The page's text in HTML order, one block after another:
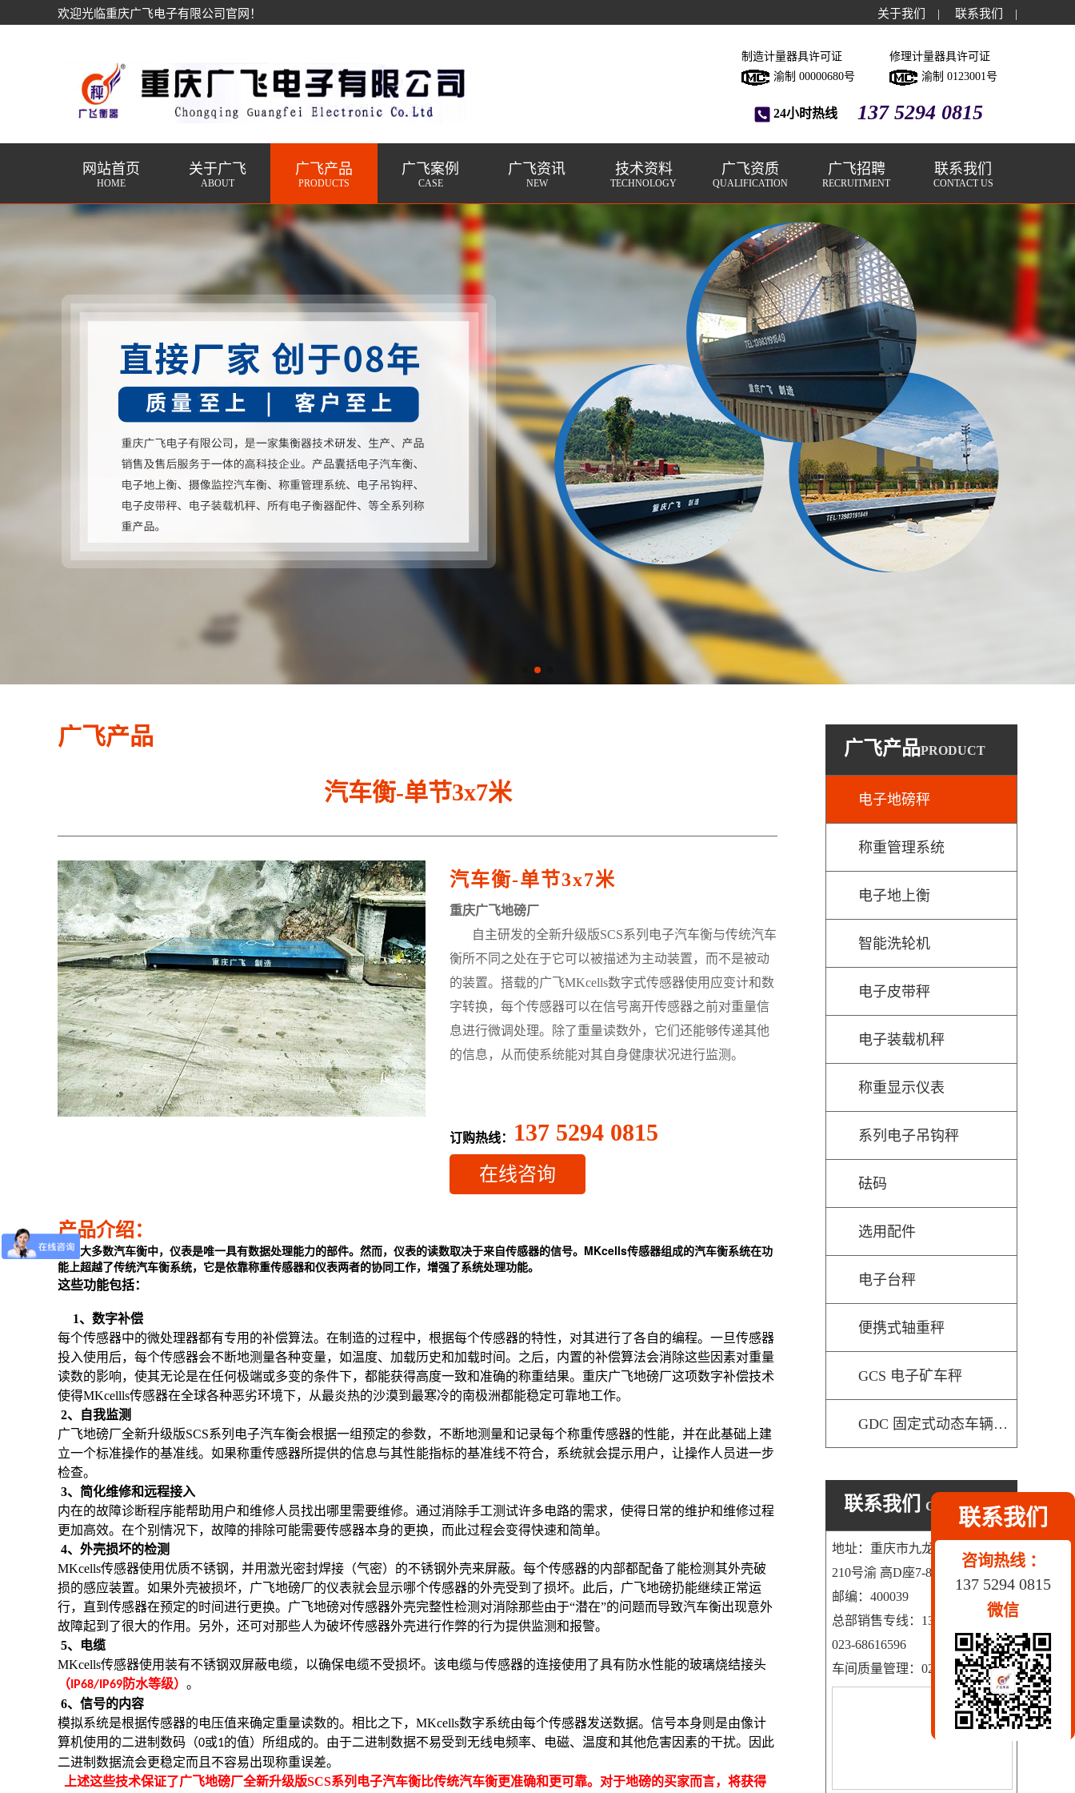
欢迎光临重庆广飞电子有限公司官网！ 关于我们 | 联系我们 |
制造计量器具许可证
渝制 00000680号
修理计量器具许可证
渝制 0123001号
24小时热线 137 5294 0815
网站首页
HOME
关于广飞
ABOUT
广飞产品
PRODUCTS
广飞案例
CASE
广飞资讯
NEW
技术资料
TECHNOLOGY
广飞资质
QUALIFICATION
广飞招聘
RECRUITMENT
联系我们
CONTACT US
联系我们
咨询热线 ：
137 5294 0815
微信
广飞产品
汽车衡-单节3x7米
汽车衡-单节3x7米
重庆广飞地磅厂
自主研发的全新升级版SCS系列电子汽车衡与传统汽车
衡所不同之处在于它可以被描述为主动装置，而不是被动
的装置。搭载的广飞MKcells数字式传感器使用应变计和数
字转换，每个传感器可以在信号离开传感器之前对重量信
息进行微调处理。除了重量读数外，它们还能够传递其他
的信息，从而使系统能对其自身健康状况进行监测。
订购热线： 137 5294 0815
在线咨询
产品介绍：
大多数汽车衡中，仪表是唯一具有数据处理能力的部件。然而，仪表的读数取决于来自传感器的信号。 MKcells传感器组成的汽车衡系统在功
能上超越了传统汽车衡系统， 它是依靠称重传感器和仪表两者的协同工作，增强了系统处理功能。
这些功能包括：
1、数字补偿
每个传感器中的微处理器都有专用的补偿算法。在制造的过程中，根据每个传感器的特性，对其进行了各自的编程。一旦传感器
投入使用后，每个传感器会不断地测量各种变量，如温度、加载历史和加载时间。之后，内置的补偿算法会消除这些因素对重量
读数的影响，使其无论是在任何极端或多变的条件下，都能获得高度一致和准确的称重结果。重庆广飞地磅厂这项数字补偿技术
使得MKcellls传感器在全球各种恶劣环境下，从最炎热的沙漠到最寒冷的南极洲都能稳定可靠地工作。
2、自我监测
广飞地磅厂全新升级版SCS系列电子汽车衡会根据一组预定的参数，不断地测量和记录每个称重传感器的性能，并在此基础上建
立一个标准操作的基准线。如果称重传感器所提供的信息与其性能指标的基准线不符合，系统就会提示用户，让操作人员进一步
检查。
3、简化维修和远程接入
内在的故障诊断程序能帮助用户和维修人员找出哪里需要维修。通过消除手工测试许多电路的需求，使得日常的维护和维修过程
更加高效。在个别情况下，故障的排除可能需要传感器本身的更换，而此过程会变得快速和简单。
4、外壳损坏的检测
MKcells传感器使用优质不锈钢，并用激光密封焊接（气密）的不锈钢外壳来屏蔽。每个传感器的内部都配备了能检测其外壳破
损的感应装置。如果外壳被损坏，广飞地磅厂的仪表就会显示哪个传感器的外壳受到了损坏。此后，广飞地磅扔能继续正常运
行，直到传感器在预定的时间进行更换。广飞地磅对传感器外壳完整性检测对消除那些由于“潜在”的问题而导致汽车衡出现意外
故障起到了很大的作用。另外，还可对那些人为破坏传感器外壳进行作弊的行为提供监测和报警。
5、电缆
MKcells传感器使用装有不锈钢双屏蔽电缆，以确保电缆不受损坏。该电缆与传感器的连接使用了具有防水性能的玻璃烧结接头
（ IP68/IP69防水等级） 。
6、信号的内容
模拟系统是根据传感器的电压值来确定重量读数的。相比之下， MKcells数字系统由每个传感器发送数据。信号本身则是由像计
算机使用的二进制数码（0或1的值）所组成的。由于二进制数据不易受到无线电频率、电磁、温度和其他危害因素的干扰。因此
二进制数据流会更稳定而且不容易出现称重误差。
上述这些技术保证了广飞地磅厂全新升级版SCS系列电子汽车衡比传统汽车衡更准确和更可靠。对于地磅的买家而言，将获得
广飞产品PRODUCT
电子地磅秤
称重管理系统
电子地上衡
智能洗轮机
电子皮带秤
电子装载机秤
称重显示仪表
系列电子吊钩秤
砝码
选用配件
电子台秤
便携式轴重秤
GCS 电子矿车秤
GDC 固定式动态车辆检测秤
联系我们 CONTACT US
地址：重庆市九龙坡区科园一路
210号渝 高D座7-8号
邮编：400039
总部销售专线：13752940815
023-68616596
车间质量管理：023-68616736